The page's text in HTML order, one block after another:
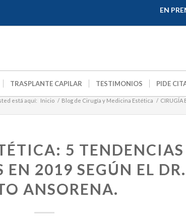
EN
TRASPLANTE CAPILAR TESTIMONIOS PIDE
está aquí: Inicio / Blog de Cirugía y Medicina Estética / CIRUGÍA
5 TENDENCIAS
EN 2019 SEGÚN EL DR.
ANSORENA.